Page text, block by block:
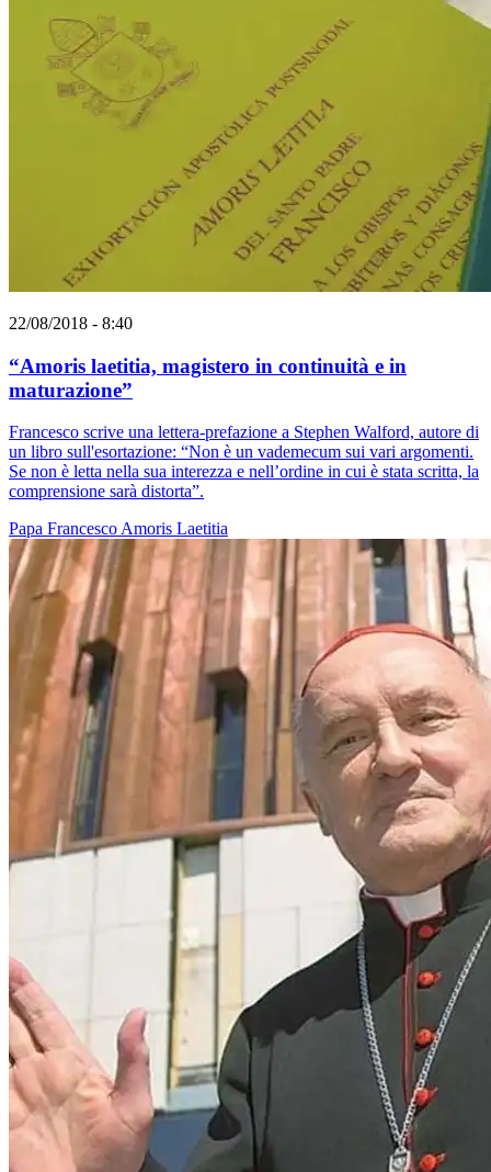
22/08/2018 - 8:40
“Amoris laetitia, magistero in continuità e in
maturazioneˮ
Francesco scrive una lettera-prefazione a Stephen Walford, autore di
un libro sull'esortazione: “Non è un vademecum sui vari argomenti.
Se non è letta nella sua interezza e nell’ordine in cui è stata scritta, la
comprensione sarà distortaˮ.
Papa FrancescoAmoris Laetitia